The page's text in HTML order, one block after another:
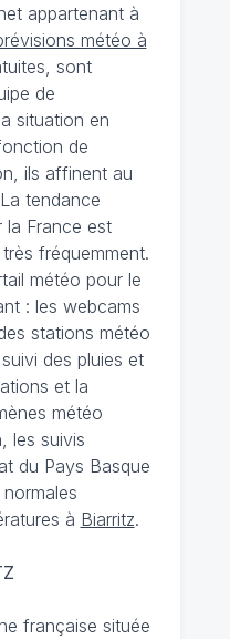
appartenant à
météo à
sont
de
situation en
de
ils affinent au
tendance
la France est
fréquemment.
météo pour le
: les webcams
stations météo
des pluies et
et la
météo
les suivis
du Pays Basque
à Biarritz.
française située